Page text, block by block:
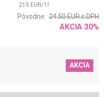
215 EUR/1
Pôvodne: 24.50EURs DPH
AKCIA 30%
AKCIA